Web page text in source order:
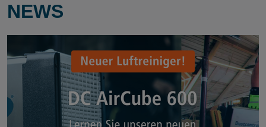
NEWS